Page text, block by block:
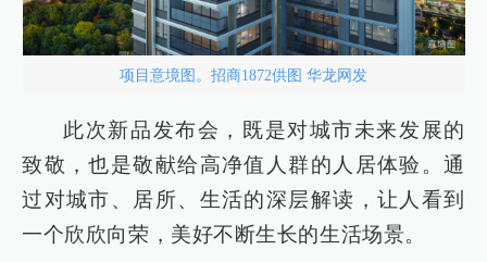
项目意境图。招商1872供图 华龙网发
此次新品发布会，既是对城市未来发展的
致敬，也是敬献给高净值人群的人居体验。通
过对城市、居所、生活的深层解读，让人看到
一个欣欣向荣，美好不断生长的生活场景。